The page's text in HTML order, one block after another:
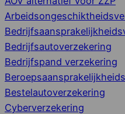
Bedrijfsautoverzekering
Bedrijfspand verzekering
Bestelautoverzekering
Cyberverzekering